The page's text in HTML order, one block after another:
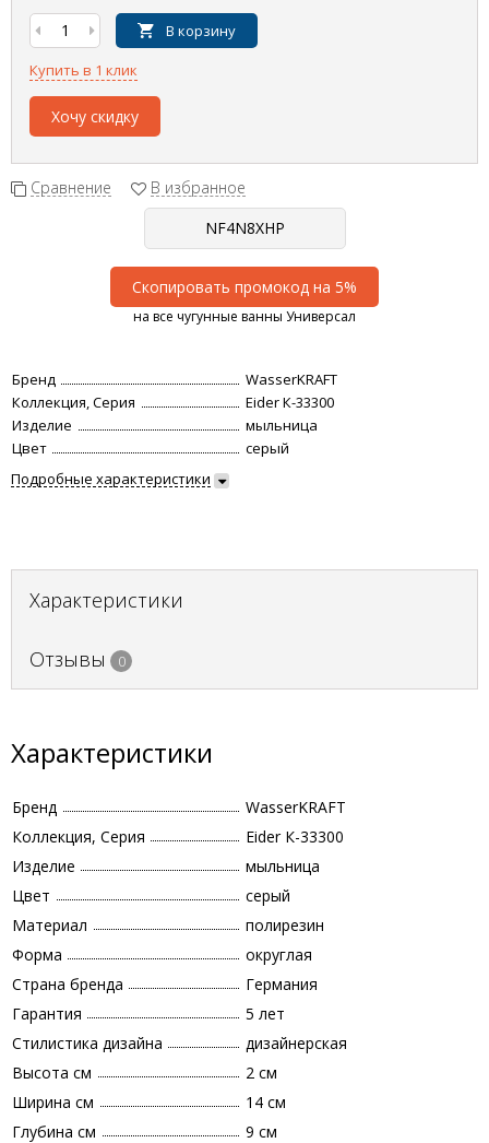
В корзину
Купить в 1 клик
Хочу скидку
Сравнение В избранное
Скопировать промокод на 5%
на все чугунные ванны Универсал
Бренд
WasserKRAFT
Коллекция, Серия
Eider К-33300
Изделие
мыльница
Цвет
серый
Подробные характеристики
Характеристики
Отзывы 0
Характеристики
Бренд
WasserKRAFT
Коллекция, Серия
Eider К-33300
Изделие
мыльница
Цвет
серый
Материал
полирезин
Форма
округлая
Страна бренда
Германия
Гарантия
5 лет
Стилистика дизайна
дизайнерская
Высота см
2 см
Ширина см
14 см
Глубина см
9 см